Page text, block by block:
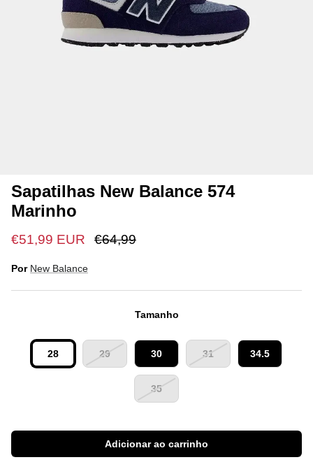
Sapatilhas New Balance 574
Marinho
€51,99 EUR €64,99
Por New Balance
Tamanho
28 29 30 31 34.5
35
Adicionar ao carrinho